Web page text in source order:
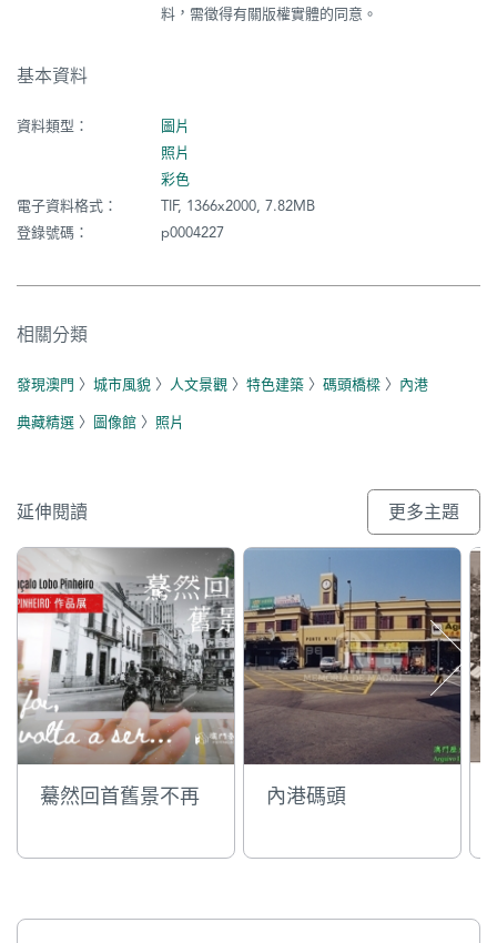
料，需徵得有關版權實體的同意。
基本資料
資料類型：
圖片
照片
彩色
電子資料格式：
TIF, 1366x2000, 7.82MB
登錄號碼：
p0004227
相關分類
發現澳門 〉 城市風貌 〉 人文景觀 〉 特色建築 〉 碼頭橋樑 〉 內港
典藏精選 〉 圖像館 〉 照片
延伸閱讀 更多主題
驀然回首舊景不再 內港碼頭